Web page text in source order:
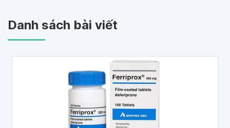
Danh sách bài viết